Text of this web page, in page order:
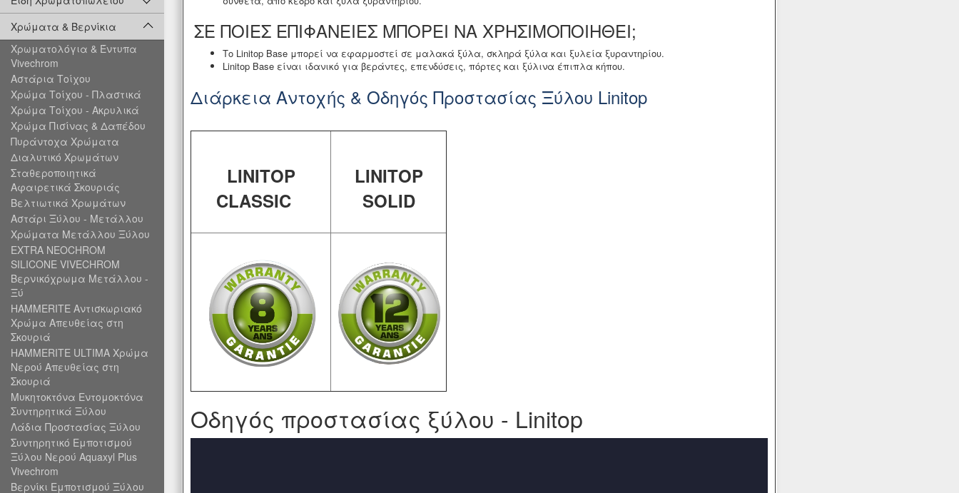
Χρώματα & Βερνίκια
Χρωματολόγια & Έντυπα
Vivechrom
Αστάρια Τοίχου
Χρώμα Τοίχου - Πλαστικά
Χρώμα Τοίχου - Ακρυλικά
Χρώμα Πισίνας & Δαπέδου
Πυράντοχα Χρώματα
Διαλυτικό Χρωμάτων
Σταθεροποιητικά
Αφαιρετικά Σκουριάς
Βελτιωτικά Χρωμάτων
Αστάρι Ξύλου - Μετάλλου
Χρώματα Μετάλλου Ξύλου
EXTRA NEOCHROM
SILICONE VIVECHROM
Βερνικόχρωμα Μετάλλου -
Ξύ
HAMMERITE Αντισκωριακό
Χρώμα Απευθείας στη
Σκουριά
HAMMERITE ULTIMA Χρώμα
Νερού Απευθείας στη
Σκουριά
Μυκητοκτόνα Εντομοκτόνα
Συντηρητικά Ξύλου
Λάδια Προστασίας Ξύλου
Συντηρητικό Εμποτισμού
Ξύλου Νερού Aquaxyl Plus
Vivechrom
Βερνίκι Εμποτισμού Ξύλου
ΣΕ ΠΟΙΕΣ ΕΠΙΦΑΝΕΙΕΣ ΜΠΟΡΕΙ ΝΑ ΧΡΗΣΙΜΟΠΟΙΗΘΕΙ;
Το Linitop Base μπορεί να εφαρμοστεί σε μαλακά ξύλα, σκληρά ξύλα και ξυλεία ξυραντηρίου.
Linitop Base είναι ιδανικό για βεράντες, επενδύσεις, πόρτες και ξύλινα έπιπλα κήπου.
Διάρκεια Αντοχής & Οδηγός Προστασίας Ξύλου Linitop
LINITOP
CLASSIC
LINITOP
SOLID
Οδηγός προστασίας ξύλου - Linitop